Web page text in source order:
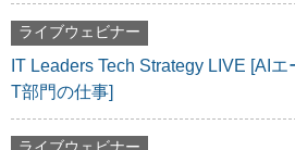
ライブウェビナー
IT Leaders Tech Strategy LIVE [AI
T部門の仕事]